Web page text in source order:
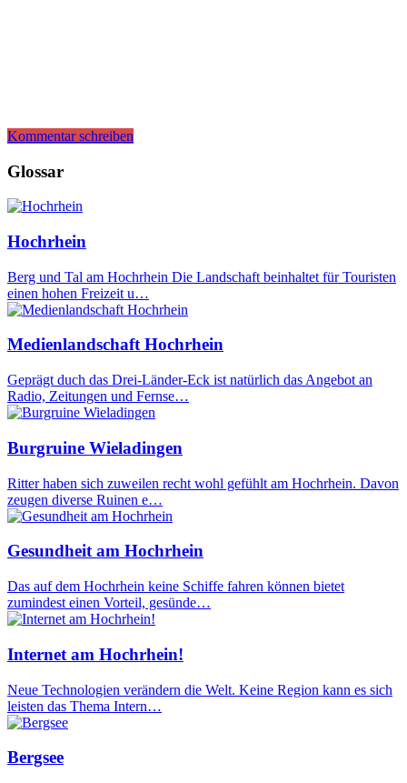
Kommentar schreiben
Glossar
Hochrhein
Berg und Tal am Hochrhein Die Landschaft beinhaltet für Touristen
einen hohen Freizeit u…
Medienlandschaft Hochrhein
Geprägt duch das Drei-Länder-Eck ist natürlich das Angebot an
Radio, Zeitungen und Fernse…
Burgruine Wieladingen
Ritter haben sich zuweilen recht wohl gefühlt am Hochrhein. Davon
zeugen diverse Ruinen e…
Gesundheit am Hochrhein
Das auf dem Hochrhein keine Schiffe fahren können bietet
zumindest einen Vorteil, gesünde…
Internet am Hochrhein!
Neue Technologien verändern die Welt. Keine Region kann es sich
leisten das Thema Intern…
Bergsee